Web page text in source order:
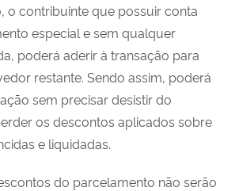
o contribuinte que possuir conta
especial e sem qualquer
poderá aderir à transação para
restante. Sendo assim, poderá
sem precisar desistir do
os descontos aplicados sobre
e liquidadas.
do parcelamento não serão